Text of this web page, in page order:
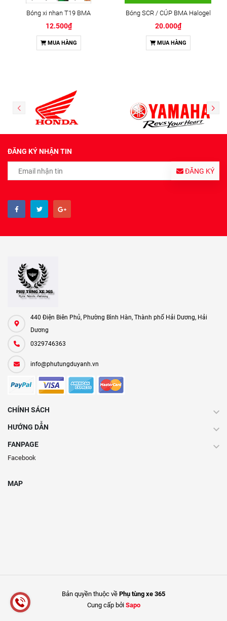
Bóng xi nhan T19 BMA
12.500₫
MUA HÀNG
Bóng SCR / CÚP BMA Halogel
20.000₫
MUA HÀNG
ĐĂNG KÝ NHẬN TIN
ĐĂNG KÝ
440 Điện Biên Phủ, Phường Bình Hàn, Thành phố Hải Dương, Hải
Dương
0329746363
info@phutungduyanh.vn
CHÍNH SÁCH
HƯỚNG DẪN
FANPAGE
Facebook
MAP
Bản quyền thuộc về Phụ tùng xe 365
Cung cấp bởi Sapo